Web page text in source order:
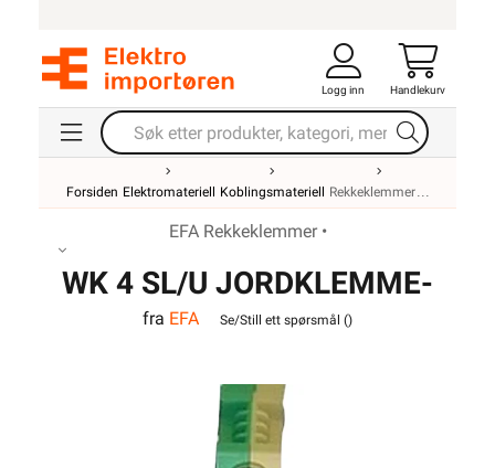
Logg inn Handlekurv
Forsiden Elektromateriell Koblingsmateriell Rekkeklemmer
EFA Rekkeklemmer •
WK 4 SL/U JORDKLEMME-
VO
fra EFA Se/Still ett spørsmål ()